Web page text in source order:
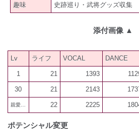
趣味 史跡巡り・武将グッズ収集
添付画像 ▲
Lv ライフ VOCAL DANCE
1 21 1393
30 21 2143
22 2225
ポテンシャル変更